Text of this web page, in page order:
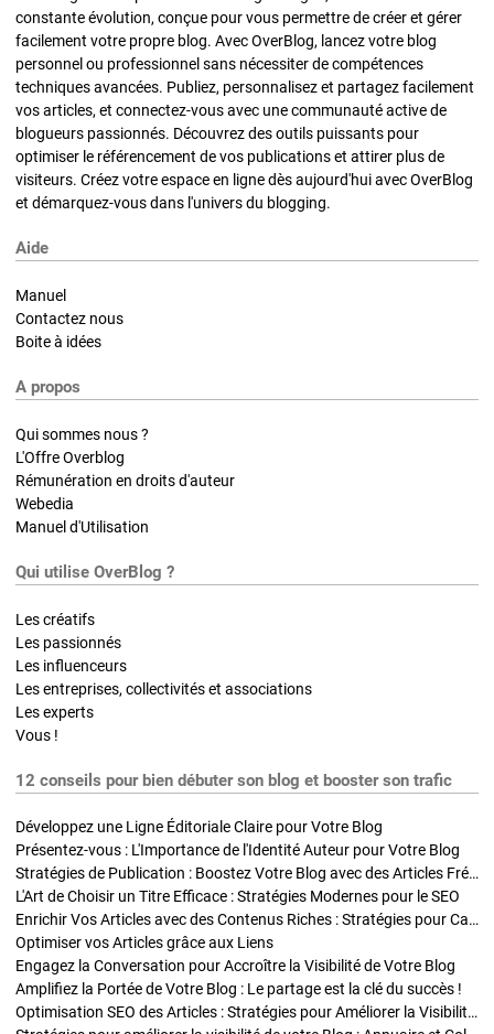
constante évolution, conçue pour vous permettre de créer et gérer
facilement votre propre blog. Avec OverBlog, lancez votre blog
personnel ou professionnel sans nécessiter de compétences
techniques avancées. Publiez, personnalisez et partagez facilement
vos articles, et connectez-vous avec une communauté active de
blogueurs passionnés. Découvrez des outils puissants pour
optimiser le référencement de vos publications et attirer plus de
visiteurs. Créez votre espace en ligne dès aujourd'hui avec OverBlog
et démarquez-vous dans l'univers du blogging.
Aide
Manuel
Contactez nous
Boite à idées
A propos
Qui sommes nous ?
L'Offre Overblog
Rémunération en droits d'auteur
Webedia
Manuel d'Utilisation
Qui utilise OverBlog ?
Les créatifs
Les passionnés
Les influenceurs
Les entreprises, collectivités et associations
Les experts
Vous !
12 conseils pour bien débuter son blog et booster son trafic
Développez une Ligne Éditoriale Claire pour Votre Blog
Présentez-vous : L'Importance de l'Identité Auteur pour Votre Blog
Stratégies de Publication : Boostez Votre Blog avec des Articles Fréquents et Exclusifs
L'Art de Choisir un Titre Efficace : Stratégies Modernes pour le SEO
Enrichir Vos Articles avec des Contenus Riches : Stratégies pour Captiver et Optimiser
Optimiser vos Articles grâce aux Liens
Engagez la Conversation pour Accroître la Visibilité de Votre Blog
Amplifiez la Portée de Votre Blog : Le partage est la clé du succès !
Optimisation SEO des Articles : Stratégies pour Améliorer la Visibilité de Votre Blog